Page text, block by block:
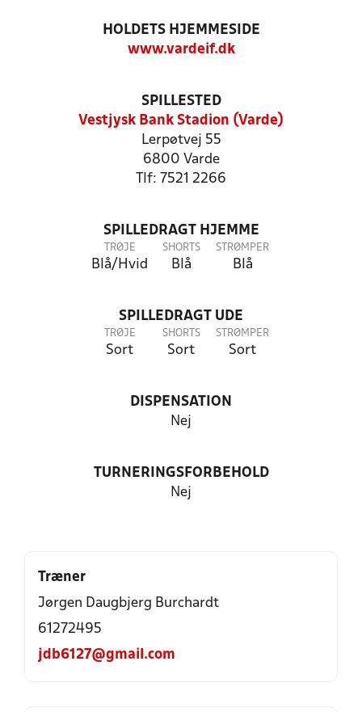
HOLDETS HJEMMESIDE
www.vardeif.dk
SPILLESTED
Vestjysk Bank Stadion (Varde)
Lerpøtvej 55
6800 Varde
Tlf: 7521 2266
SPILLEDRAGT HJEMME
TRØJE
Blå/Hvid
SHORTS
Blå
STRØMPER
Blå
SPILLEDRAGT UDE
TRØJE
Sort
SHORTS
Sort
STRØMPER
Sort
DISPENSATION
Nej
TURNERINGSFORBEHOLD
Nej
Træner
Jørgen Daugbjerg Burchardt
61272495
jdb6127@gmail.com